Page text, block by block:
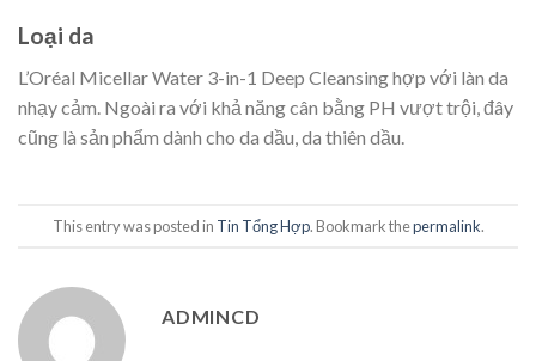
Loại da
L’Oréal Micellar Water 3-in-1 Deep Cleansing hợp với làn da
nhạy cảm. Ngoài ra với khả năng cân bằng PH vượt trội, đây
cũng là sản phẩm dành cho da dầu, da thiên dầu.
This entry was posted in Tin Tổng Hợp. Bookmark thepermalink.
ADMINCD